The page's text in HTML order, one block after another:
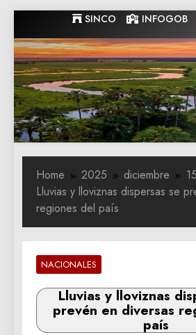
to
content
SINCO INFOGOB
de
Home 2025 diciembre
15
Lluvias y lloviznas dispersas se
regiones del país
NACIONALES
Lluvias y lloviznas
prevén en diversas
país